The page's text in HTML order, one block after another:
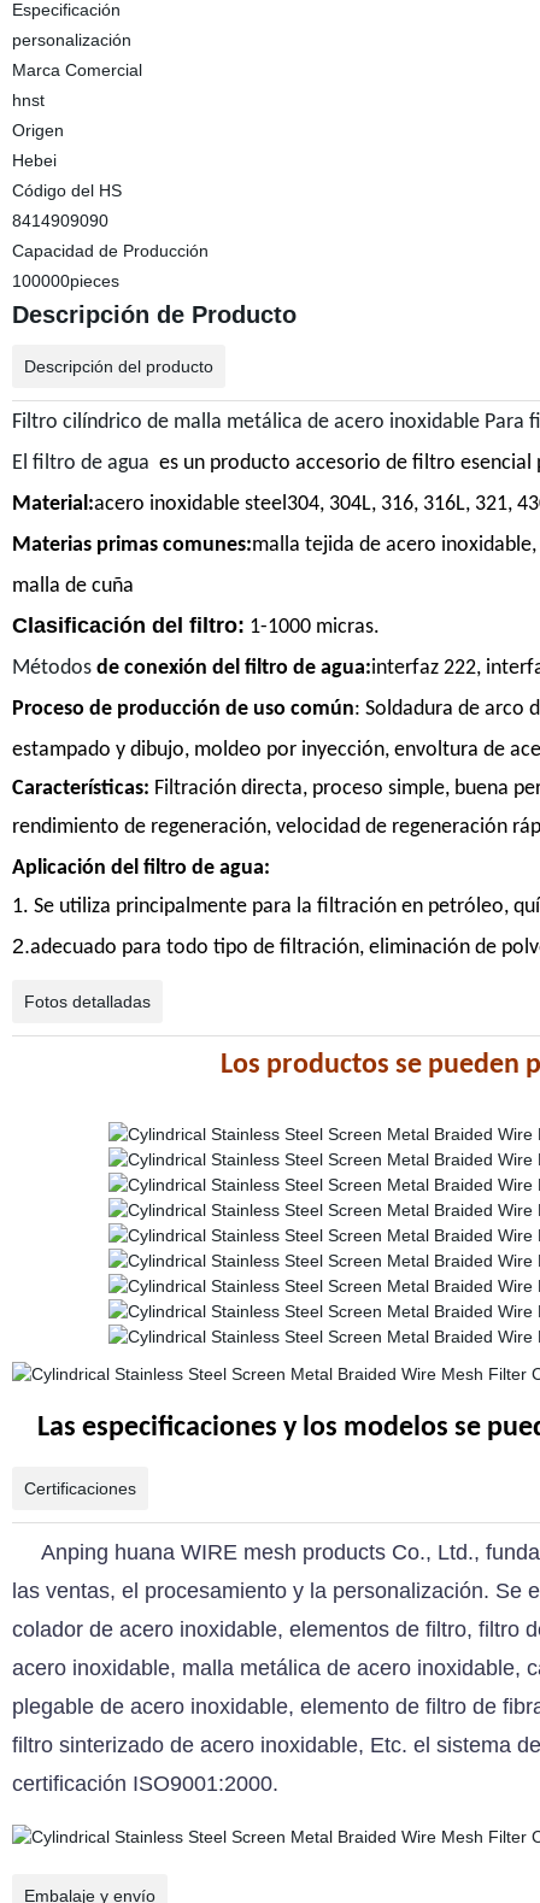
Especificación
personalización
Marca Comercial
hnst
Origen
Hebei
Código del HS
8414909090
Capacidad de Producción
100000pieces
Descripción de Producto
Descripción del producto
Filtro cilíndrico de malla metálica de acero inoxidable Para
El filtro de agua es un producto accesorio de filtro
Material:acero inoxidable steel304, 304L, 316, 316L, 321,
Materias primas comunes:malla tejida de acero
malla de cuña
Clasificación del filtro: 1-1000 micras.
Métodosde conexión del filtro de agua:interfaz 222,
Proceso de producción de uso común: Soldadura de arco
estampado y dibujo, moldeo por inyección, envoltura de
Características: Filtración directa, proceso simple, buena
rendimiento de regeneración, velocidad de regeneración
Aplicación del filtro de agua:
1. Se utiliza principalmente para la filtración en petróleo,
2.adecuado para todo tipo de filtración, eliminación de
Fotos detalladas
Los productos se pueden
Las especificaciones y los modelos se
Certificaciones
Anping huana WIRE mesh products Co., Ltd.,
las ventas, el procesamiento y la personalización.
colador de acero inoxidable, elementos de filtro, filtro
acero inoxidable, malla metálica de acero inoxidable,
plegable de acero inoxidable, elemento de filtro de
filtro sinterizado de acero inoxidable, Etc. el sistema
certificación ISO9001:2000.
Embalaje y envío